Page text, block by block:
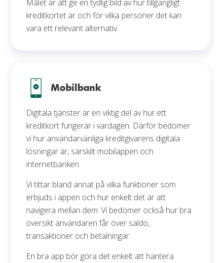
Målet är att ge en tydlig bild av hur tillgängligt
kreditkortet är och för vilka personer det kan
vara ett relevant alternativ.
Mobilbank
Digitala tjänster är en viktig del av hur ett
kreditkort fungerar i vardagen. Därför bedömer
vi hur användarvänliga kreditgivarens digitala
lösningar är, särskilt mobilappen och
internetbanken.
Vi tittar bland annat på vilka funktioner som
erbjuds i appen och hur enkelt det är att
navigera mellan dem. Vi bedömer också hur bra
översikt användaren får över saldo,
transaktioner och betalningar.
En bra app bör göra det enkelt att hantera